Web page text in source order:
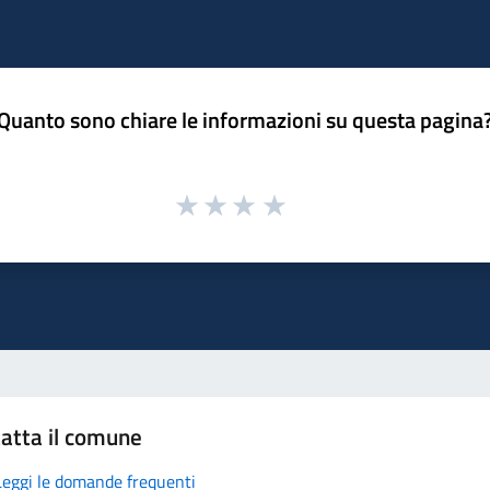
sono chiare le informazioni su questa
il comune
le domande frequenti